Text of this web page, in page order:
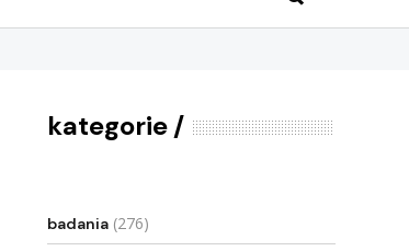
kategorie
badania (276)